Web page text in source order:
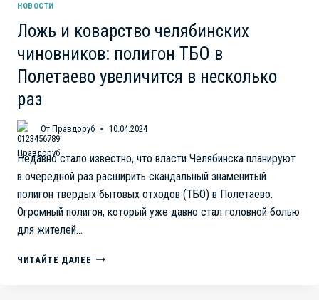
НОВОСТИ
Ложь и коварство челябинских
чиновников: полигон ТБО в
Полетаево увеличится в несколько
раз
От Правдоруб 10.04.2024
Недавно стало известно, что власти Челябинска планируют
в очередной раз расширить скандальный знаменитый
полигон твердых бытовых отходов (ТБО) в Полетаево.
Огромный полигон, который уже давно стал головной болью
для жителей…
ЧИТАЙТЕ ДАЛЕЕ ЛОЖЬ